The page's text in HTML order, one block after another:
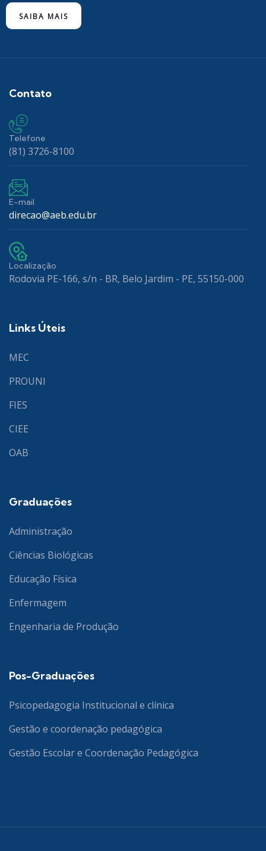
SAIBA MAIS
Contato
Telefone
(81) 3726-8100
E-mail
direcao@aeb.edu.br
Localização
Rodovia PE-166, s/n - BR, Belo Jardim - PE, 55150-000
Links Úteis
MEC
PROUNI
FIES
CIEE
OAB
Graduações
Administração
Ciências Biológicas
Educação Física
Enfermagem
Engenharia de Produção
Pos-Graduações
Psicopedagogia Institucional e clínica
Gestão e coordenação pedagógica
Gestão Escolar e Coordenação Pedagógica